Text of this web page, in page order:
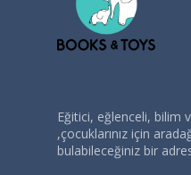
Eğitici, eğlenceli, bilim
,çocuklarınız için
bulabileceğiniz bir